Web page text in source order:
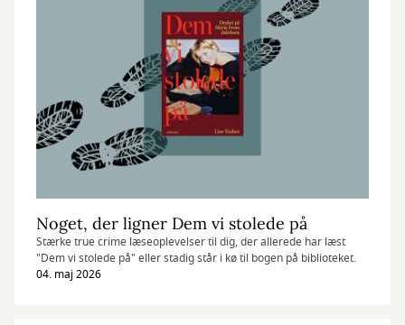
Noget, der ligner Dem vi stolede på
Stærke true crime læseoplevelser til dig, der allerede har læst
"Dem vi stolede på" eller stadig står i kø til bogen på biblioteket.
04. maj 2026